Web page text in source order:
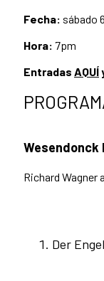
Fecha: sábado
Hora: 7pm
Entradas AQUÍ
Wesendonck
Richard Wagner
Der